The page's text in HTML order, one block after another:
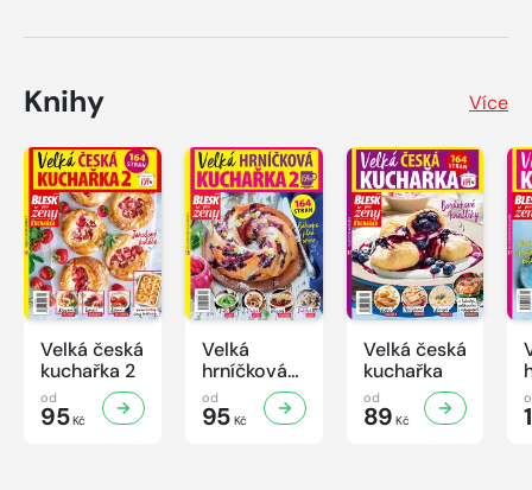
Knihy Více
Velká česká
kuchařka 2
od
95Kč
Velká
hrníčková
kuchařka II
od
95Kč
Velká česká
kuchařka
od
89 Kč